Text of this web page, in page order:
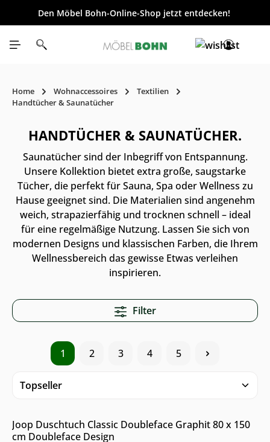
springen
Den Möbel Bohn-Online-Shop jetzt entdecken!
Home Wohnaccessoires
Textilien
Handtücher & Saunatücher
HANDTÜCHER & SAUNATÜCHER.
Saunatücher sind der Inbegriff von Entspannung.
Unsere Kollektion bietet extra große, saugstarke
Tücher, die perfekt für Sauna, Spa oder Wellness zu
Hause geeignet sind. Die Materialien sind angenehm
weich, strapazierfähig und trocknen schnell – ideal
für eine regelmäßige Nutzung. Lassen Sie sich von
modernen Designs und klassischen Farben, die Ihrem
Wellnessbereich das gewisse Etwas verleihen
inspirieren.
Filter
1 2 3 4 5
Online & im Möbelhaus verfügbar
Joop Duschtuch Classic Doubleface Graphit 80 x 150
cm Doubleface Design